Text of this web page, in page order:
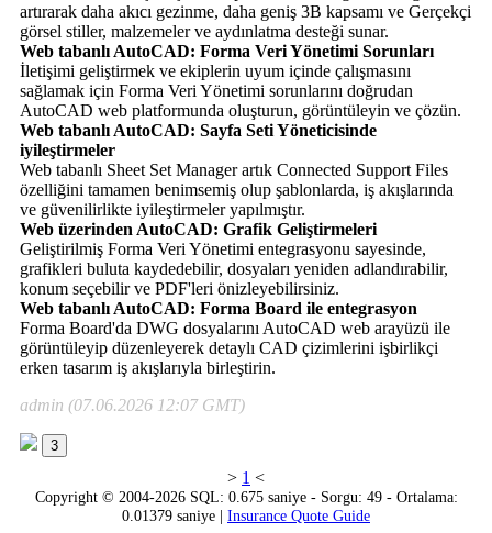
artırarak daha akıcı gezinme, daha geniş 3B kapsamı ve Gerçekçi
görsel stiller, malzemeler ve aydınlatma desteği sunar.
Web tabanlı AutoCAD: Forma Veri Yönetimi Sorunları
İletişimi geliştirmek ve ekiplerin uyum içinde çalışmasını
sağlamak için Forma Veri Yönetimi sorunlarını doğrudan
AutoCAD web platformunda oluşturun, görüntüleyin ve çözün.
Web tabanlı AutoCAD: Sayfa Seti Yöneticisinde
iyileştirmeler
Web tabanlı Sheet Set Manager artık Connected Support Files
özelliğini tamamen benimsemiş olup şablonlarda, iş akışlarında
ve güvenilirlikte iyileştirmeler yapılmıştır.
Web üzerinden AutoCAD: Grafik Geliştirmeleri
Geliştirilmiş Forma Veri Yönetimi entegrasyonu sayesinde,
grafikleri buluta kaydedebilir, dosyaları yeniden adlandırabilir,
konum seçebilir ve PDF'leri önizleyebilirsiniz.
Web tabanlı AutoCAD: Forma Board ile entegrasyon
Forma Board'da DWG dosyalarını AutoCAD web arayüzü ile
görüntüleyip düzenleyerek detaylı CAD çizimlerini işbirlikçi
erken tasarım iş akışlarıyla birleştirin.
admin (07.06.2026 12:07 GMT)
3
> 1 <
Copyright © 2004-2026 SQL: 0.675 saniye - Sorgu: 49 - Ortalama:
0.01379 saniye | Insurance Quote Guide